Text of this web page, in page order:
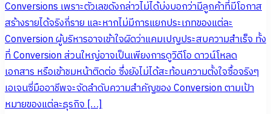
Conversions เพราะตัวเลขดังกล่าวไม่ได้บ่งบอกว่ามีลูกค้าที่มีโอกาส
สร้างรายได้จริงกี่ราย และหากไม่มีการแยกประเภทของแต่ละ
Conversion ผู้บริหารอาจเข้าใจผิดว่าแคมเปญประสบความสำเร็จ ทั้ง
ที่ Conversion ส่วนใหญ่อาจเป็นเพียงการดูวิดีโอ ดาวน์โหลด
เอกสาร หรือเข้าชมหน้าติดต่อ ซึ่งยังไม่ได้สะท้อนความตั้งใจซื้อจริงๆ
เอเจนซี่มืออาชีพจะจัดลำดับความสำคัญของ Conversion ตามเป้า
หมายของแต่ละธุรกิจ […]